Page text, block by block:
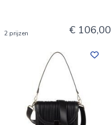
2 prijzen € 106,00